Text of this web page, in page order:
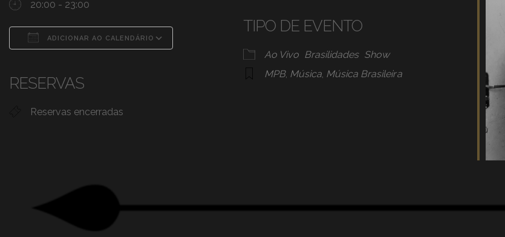
20:00 - 23:00
ADICIONAR AO CALENDÁRIO
Google Agenda iCalendar
RESERVAS
Reservas encerradas
TIPO DE EVENTO
Ao Vivo Brasilidades Show
MPB, Música, Música Brasileira